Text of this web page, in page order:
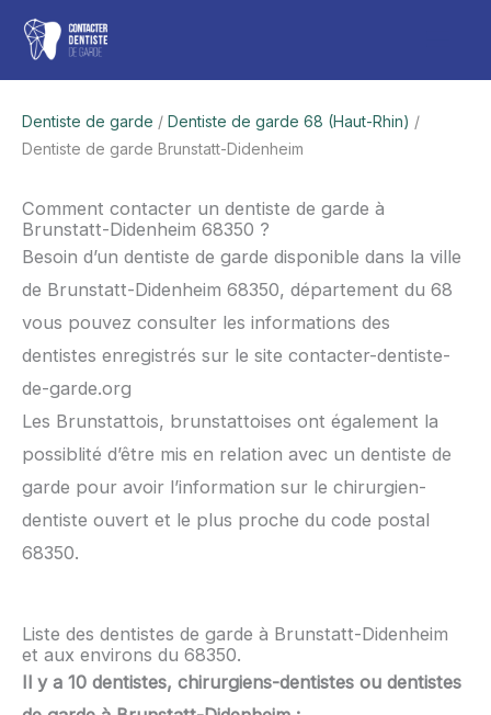
Aller
contenu
Dentiste de garde / Dentiste de garde 68 (Haut-Rhin) /
Dentiste de garde Brunstatt-Didenheim
Comment contacter un dentiste de garde à
Brunstatt-Didenheim 68350 ?
Besoin d’un dentiste de garde disponible dans la ville
de Brunstatt-Didenheim 68350, département du 68
vous pouvez consulter les informations des
dentistes enregistrés sur le site contacter-dentiste-
de-garde.org
Les Brunstattois, brunstattoises ont également la
possiblité d’être mis en relation avec un dentiste de
garde pour avoir l’information sur le chirurgien-
dentiste ouvert et le plus proche du code postal
68350.
Liste des dentistes de garde à Brunstatt-Didenheim
et aux environs du 68350.
Il y a 10 dentistes, chirurgiens-dentistes ou dentistes